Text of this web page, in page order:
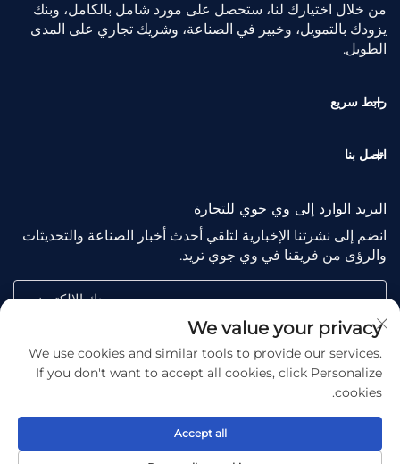
من خلال اختيارك لنا، ستحصل على مورد شامل بالكامل، وبنك
يزودك بالتمويل، وخبير في الصناعة، وشريك تجاري على المدى
الطويل.
رابط سريع
اتصل بنا
البريد الوارد إلى وي جوي للتجارة
انضم إلى نشرتنا الإخبارية لتلقي أحدث أخبار الصناعة والتحديثات
والرؤى من فريقنا في وي جوي تريد.
بريدك الإلكتروني
Subscribe
We value your privacy
We use cookies and similar tools to provide our services.
If you don't want to accept all cookies, click Personalize
cookies.
Accept all